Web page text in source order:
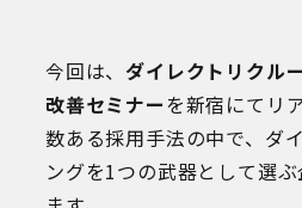
今回は、ダイレクトリクル
改善セミナーを新宿にてリ
数ある採用手法の中で、ダ
ングを1つの武器として選